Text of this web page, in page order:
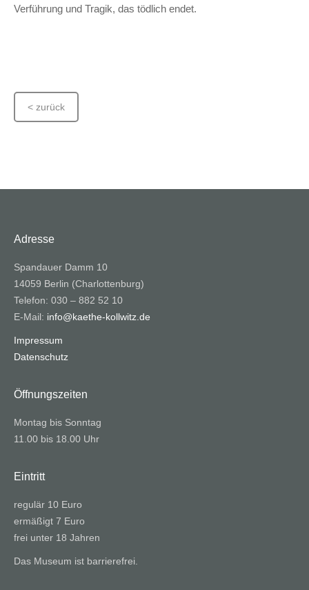
Verführung und Tragik, das tödlich endet.
< zurück
Adresse
Spandauer Damm 10
14059 Berlin (Charlottenburg)
Telefon: 030 – 882 52 10
E-Mail: info@kaethe-kollwitz.de
Impressum
Datenschutz
Öffnungszeiten
Montag bis Sonntag
11.00 bis 18.00 Uhr
Eintritt
regulär 10 Euro
ermäßigt 7 Euro
frei unter 18 Jahren
Das Museum ist barrierefrei.